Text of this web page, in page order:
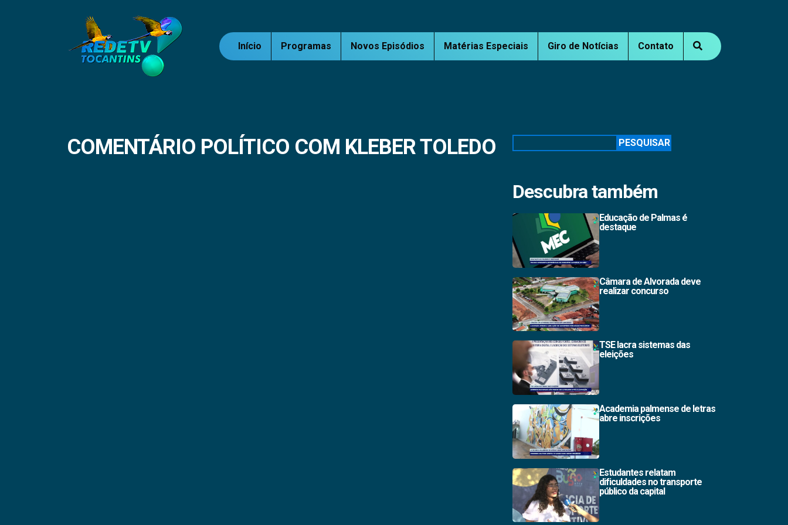
Início Programas Novos Episódios Matérias Especiais Giro de Notícias Contato
COMENTÁRIO POLÍTICO COM KLEBER TOLEDO PESQUISAR
Descubra também
Educação de Palmas é
destaque
Câmara de Alvorada deve
realizar concurso
TSE lacra sistemas das
eleições
Academia palmense de letras
abre inscrições
Estudantes relatam
dificuldades no transporte
público da capital